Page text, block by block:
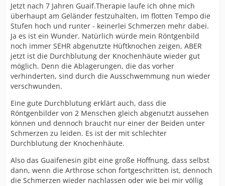
Jetzt nach 7 Jahren Guaif.Therapie laufe ich ohne mich
überhaupt am Geländer festzuhalten, im flotten Tempo die
Stufen hoch und runter - keinerlei Schmerzen mehr dabei.
Ja es ist ein Wunder. Natürlich würde mein Röntgenbild
noch immer SEHR abgenutzte Hüftknochen zeigen, ABER
jetzt ist die Durchblutung der Knochenhäute wieder gut
möglich. Denn die Ablagerungen, die das vorher
verhinderten, sind durch die Ausschwemmung nun wieder
verschwunden.
Eine gute Durchblutung erklärt auch, dass die
Röntgenbilder von 2 Menschen gleich abgenutzt aussehen
können und dennoch braucht nur einer der Beiden unter
Schmerzen zu leiden. Es ist der mit schlechter
Durchblutung der Knochenhäute.
Also das Guaifenesin gibt eine große Hoffnung, dass selbst
dann, wenn die Arthrose schon fortgeschritten ist, dennoch
die Schmerzen wieder nachlassen oder wie bei mir völlig